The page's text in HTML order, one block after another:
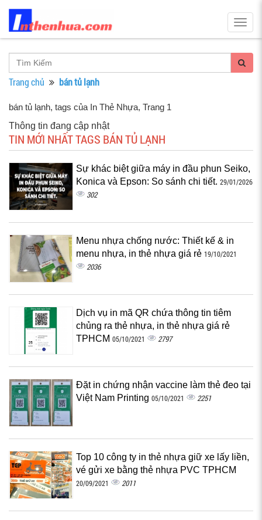
Trang chủ bán tủ lạnh
bán tủ lạnh, tags của In Thẻ Nhựa, Trang 1
Thông tin đang cập nhật
TIN MỚI NHẤT TAGS BÁN TỦ LẠNH
Sự khác biệt giữa máy in đầu phun Seiko,
Konica và Epson: So sánh chi tiết. 29/01/2026
302
Menu nhựa chống nước: Thiết kế & in
menu nhựa, in thẻ nhựa giá rẻ 19/10/2021
2036
Dịch vụ in mã QR chứa thông tin tiêm
chủng ra thẻ nhựa, in thẻ nhựa giá rẻ
TPHCM 05/10/2021 2797
Đặt in chứng nhận vaccine làm thẻ đeo tại
Việt Nam Printing 05/10/2021 2251
Top 10 công ty in thẻ nhựa giữ xe lấy liền,
vé gửi xe bằng thẻ nhựa PVC TPHCM
20/09/2021 2011